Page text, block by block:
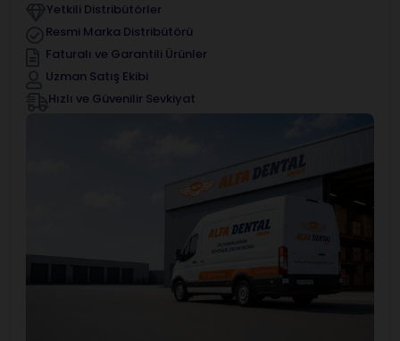
Yetkili Distribütörler
Resmi Marka Distribütörü
Faturalı ve Garantili Ürünler
Uzman Satış Ekibi
Hızlı ve Güvenilir Sevkiyat